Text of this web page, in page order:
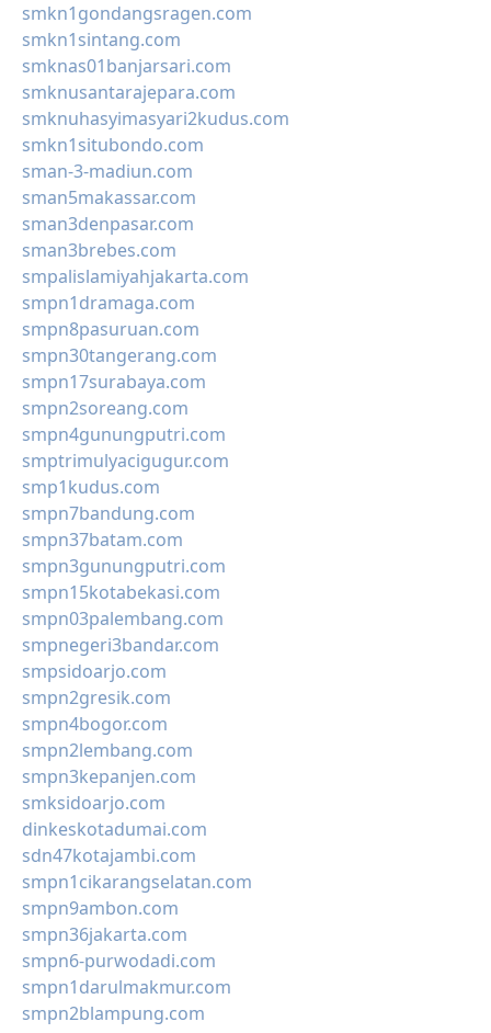
smkn1gondangsragen.com
smkn1sintang.com
smknas01banjarsari.com
smknusantarajepara.com
smknuhasyimasyari2kudus.com
smkn1situbondo.com
sman-3-madiun.com
sman5makassar.com
sman3denpasar.com
sman3brebes.com
smpalislamiyahjakarta.com
smpn1dramaga.com
smpn8pasuruan.com
smpn30tangerang.com
smpn17surabaya.com
smpn2soreang.com
smpn4gunungputri.com
smptrimulyacigugur.com
smp1kudus.com
smpn7bandung.com
smpn37batam.com
smpn3gunungputri.com
smpn15kotabekasi.com
smpn03palembang.com
smpnegeri3bandar.com
smpsidoarjo.com
smpn2gresik.com
smpn4bogor.com
smpn2lembang.com
smpn3kepanjen.com
smksidoarjo.com
dinkeskotadumai.com
sdn47kotajambi.com
smpn1cikarangselatan.com
smpn9ambon.com
smpn36jakarta.com
smpn6-purwodadi.com
smpn1darulmakmur.com
smpn2blampung.com